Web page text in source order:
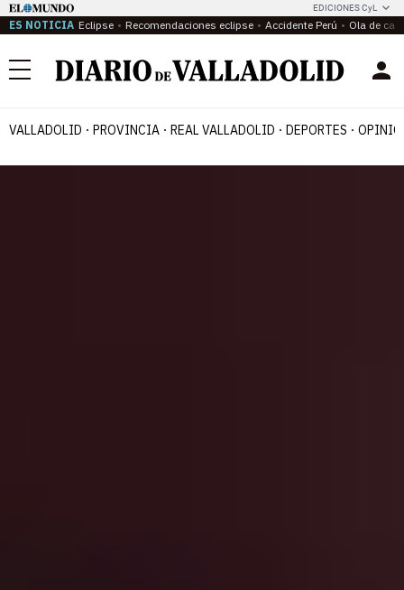
EDICIONES CyL
ES NOTICIA Eclipse Recomendaciones eclipse Accidente Perú Ola de
Menú
VALLADOLID PROVINCIA REAL VALLADOLID DEPORTES